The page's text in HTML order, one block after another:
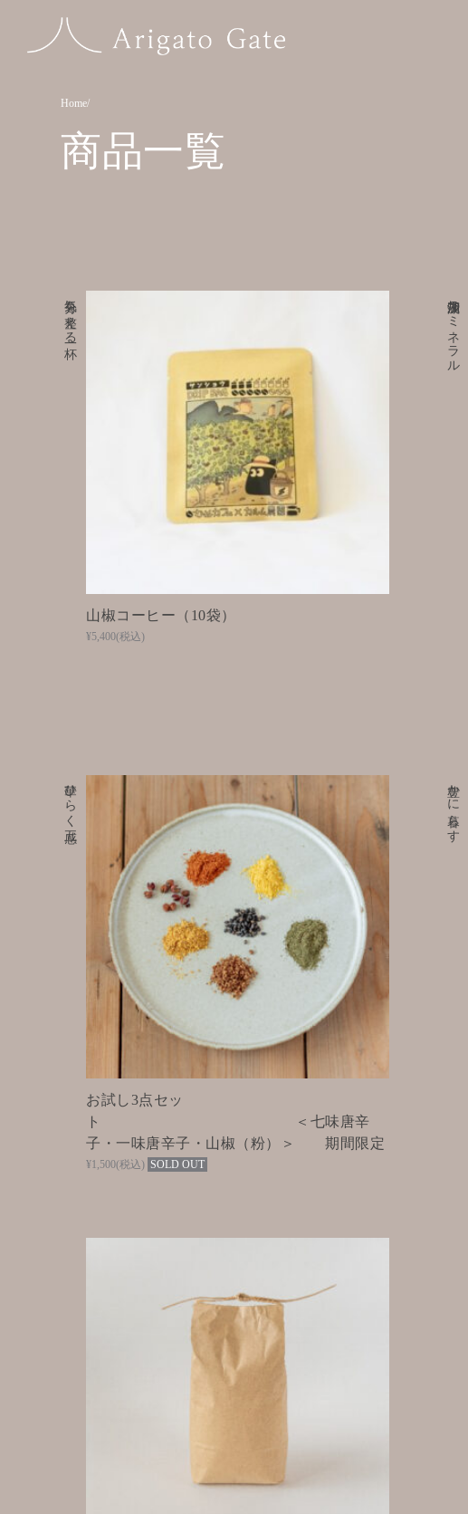
Home
商品一覧
山椒コーヒー（10袋）
気分を整える一杯
¥5,400(税込)
加茂湖のミネラル
お試し3点セッ
ト ＜七味唐辛
子・一味唐辛子・山椒（粉）＞ 期間限定
華ひらく五感
¥1,500(税込) SOLD OUT
豊かに暮らす